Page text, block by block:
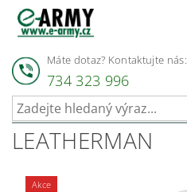
Máte dotaz? Kontaktujte nás:
734 323 996
LEATHERMAN
Akce